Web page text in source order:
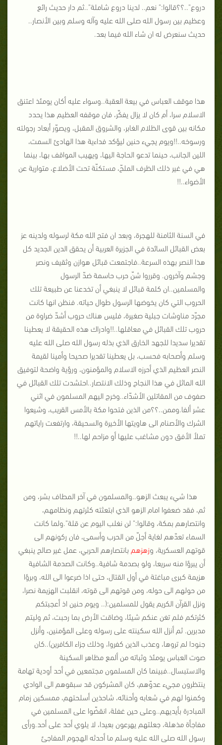
دروع"..؟؟قالوا:" نعم.. لدينا دروع شاملة"..ثم دار حديث رائع
وعظيم بين رسول الله صلى الله عليه وآله وسلم وبين الأنصار..
حديث سنعرض له ان شاء الله فيما بعد.
هذا موقف العباس في بيعة العقبة..وسواء عليه أكان يومئذ اعتنق
الاسلام سرا، أم كان لا يزال يفكّر، فان موقفه العظيم هذا يحدد
مكانه بين قوى الظلام الغابر، والشروق المقبل، ويصوّر أبعاد رجولته
ورسوخه..!!ويوم يجيء حنين ليؤكد فداءية هذا الهادئ السمت،
اللين الجانب، حينما تدعو الحاجة اليها، ويهيب المواقف بها، بينما
هي في غير ذلك الظرف الملحّ، مستكنّة تحت الأضلاع، متوارية عن
الأضواء..!!
في السنة الثامنة للهجرة، وبعد ان فتح الله مكة لرسوله ولدينه عز
بعض القبائل السائدة في الجزيرة العربية أن يحقق الدين الجديد كل
هذا النصر بهذه السرعة..فاجتمعت قبائل هوازن وثقيف ونصر
وجشم وآخرون. وقرروا شنّ حرب حاسمة ضدّ الرسول
والمسلمين..ان كلمة قبائل لا ينبغي أن تخدعنا عن طبيعة تلك
الحروب التي كان يخوضها الرسول طوال حياته. فنظن انها كانت
مجرّد مناوشات جبلية صغيرة، فليس هناك حروب أشدّ ضراوة من
حروب تلك القبائل في معاقلها..!!وادراك هذه الحقيقة لا يعطينا
تقديرا سديدا للجهد الخارق الذي بذله رسول الله صلى الله عليه
وسلم وأصحابه فحسب، بل يعطينا تقديرا صحيحا وأمينا لقيمة
النصر العظيم الذي أحرزه الاسلام والمؤمنون، ورؤية واضحة لتوفيق
الله الماثل في هذا النجاح وذلك الانتصار..احتشدت تلك القبائل في
صفوف من المقاتلين الأشدّاء..وخرج اليهم المسلمون في اثني
عشر ألفا.وممن..؟؟من الذين فتحوا مكة بالأمس القريب، وشيعوا
الشرك والأصنام الى هاويتها الأخيرة والسحيقة، وارتفعت راياتهم
تملأ الأفق دون مشاغب عليها أو مزاحم لها..!!
هذا شيء يبعث الزهو..والمسلمون في آخر المطاف بشر، ومن
ثم، فقد ضعفوا امام الزهو الذي ابتعثته كثرتهم ونظامهم،
وانتصارهم بمكة، وقالوا:" لن نغلب اليوم عن قلة".ولما كانت
السماء تعدّهم لغاية أجلّ من الحرب وأسمى، فان ركونهم الى
قوتهم العسكرية، وزهزهم بانتصارهم الحربي، عمل غير صالح ينبغي
أن يبرؤا منه سريعا، ولو بصدمة شافية..وكانت الصدمة الشافية
هزيمة كبرى مباغتة في أول القتال، حتى اذا ضرعوا الى الله، وبرؤا
من حولهم الى حوله، ومن قوتهم الى قوته، انقلبت الهزيمة نصرا،
ونزل القرآن الكريم يقول للمسلمين:(.. ويوم حنين اذ أعجبتكم
كثرتكم فلم تغن عنكم شيئا، وضاقت الأرض بما رحبت، ثم وليتم
مدبرين. ثم أنزل الله سكينته على رسوله وعلى المؤمنين، وأنزل
جنودا لم تروها، وعذب الذين كفروا، وذلك جزاء الكافرين)..كان
صوت العباس يومئذ وثباته من ألمع مظاهر السكينة
والاستبسال..فبينما كان المسلمون مجتمعين في أحد أودية تهامة
ينتظرون مجيء عدوّهم، كان المشركون قد سبقوهم الى الوادي
وكمنوا لهم في شعابه وأحنائه، شاحذين أسلحتهم، ممسكين زمام
المبادرة بأيديهم..وعلى حين غفلة، انقضّوا على المسلمين في
مفاجأة مذهلة، جعلتهم يهرعون بعيدا، لا يلوي أحد على أحد.ورأى
رسول الله صلى الله عليه وسلم ما أحدثه الهجوم المفاجئ